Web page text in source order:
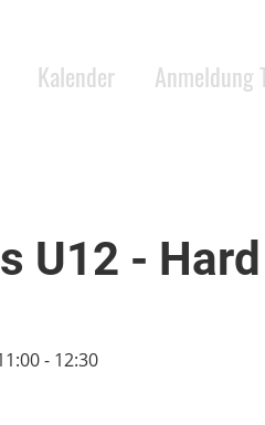
Kalender Anmeldung
U12 -
- 12:30